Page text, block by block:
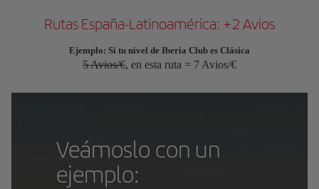
Rutas España-Latinoamérica: +2 Avios
Ejemplo: Si tu nivel de Iberia Club es Clásica
5 Avios/€, en esta ruta = 7 Avios/€
Veámoslo con un
ejemplo: